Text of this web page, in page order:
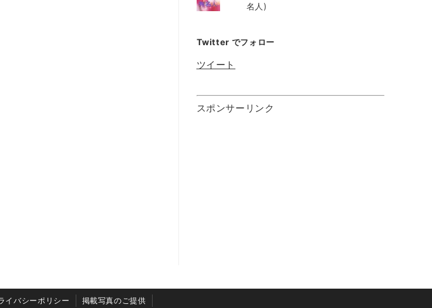
名人)
Twitter でフォロー
ツイート
スポンサーリンク
イバシーポリシー 掲載写真のご提供